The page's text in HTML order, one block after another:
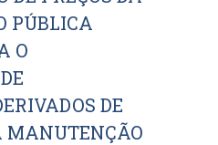
PÚBLICA
O
DE
MANUTENÇÃO